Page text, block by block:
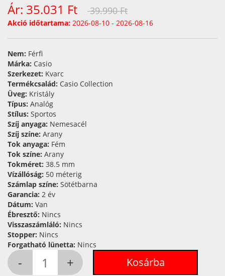
Ár: 35.031 Ft 39.990 Ft
Akció időtartama: 2026-08-10 - 2026-08-16
Nem: Férfi
Márka: Casio
Szerkezet: Kvarc
Termékcsalád: Casio Collection
Üveg: Kristály
Típus: Analóg
Stílus: Sportos
Szíj anyaga: Nemesacél
Szíj színe: Arany
Tok anyaga: Fém
Tok színe: Arany
Tokméret: 38.5 mm
Vízállóság: 50 méterig
Számlap színe: Sötétbarna
Garancia: 2 év
Dátum: Van
Ébresztő: Nincs
Visszaszámláló: Nincs
Stopper: Nincs
Forgatható lünetta: Nincs